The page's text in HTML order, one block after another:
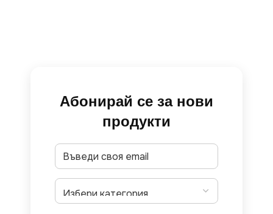
Абонирай се за нови
продукти